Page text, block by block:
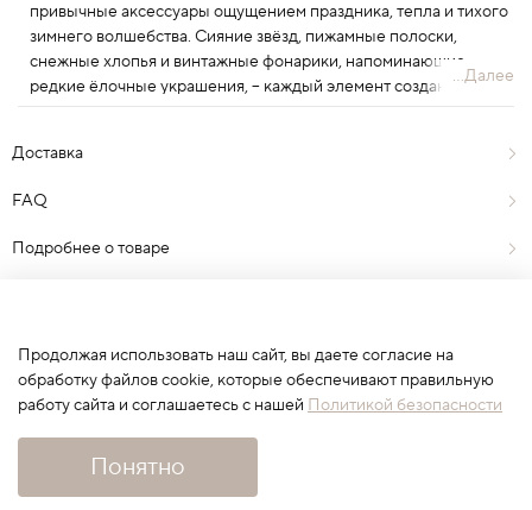
привычные аксессуары ощущением праздника, тепла и тихого
зимнего волшебства. Сияние звёзд, пижамные полоски,
снежные хлопья и винтажные фонарики, напоминающие
редкие ёлочные украшения, – каждый элемент создан с
вниманием к текстуре, форме и цвету, чтобы новогоднее чудо
...Далее
Доставка
FAQ
Подробнее о товаре
Продолжая использовать наш сайт, вы даете согласие на
обработку файлов cookie, которые обеспечивают правильную
работу сайта и соглашаетесь с нашей Политикой безопасности
Понятно